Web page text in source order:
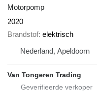
Motorpomp
2020
Brandstof elektrisch
Nederland, Apeldoorn
Van Tongeren Trading